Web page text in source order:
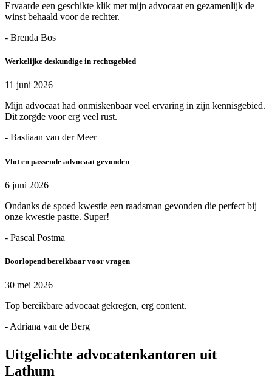
Ervaarde een geschikte klik met mijn advocaat en gezamenlijk de
winst behaald voor de rechter.
- Brenda Bos
Werkelijke deskundige in rechtsgebied
11 juni 2026
Mijn advocaat had onmiskenbaar veel ervaring in zijn kennisgebied.
Dit zorgde voor erg veel rust.
- Bastiaan van der Meer
Vlot en passende advocaat gevonden
6 juni 2026
Ondanks de spoed kwestie een raadsman gevonden die perfect bij
onze kwestie pastte. Super!
- Pascal Postma
Doorlopend bereikbaar voor vragen
30 mei 2026
Top bereikbare advocaat gekregen, erg content.
- Adriana van de Berg
Uitgelichte advocatenkantoren uit
Lathum